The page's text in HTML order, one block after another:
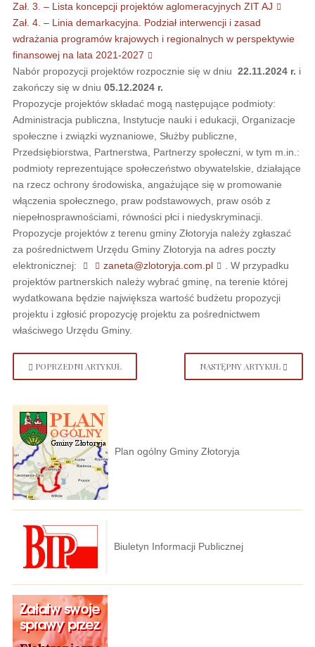
Zał. 3. – Lista koncepcji projektów aglomeracyjnych ZIT AJ
Zał. 4. – Linia demarkacyjna. Podział interwencji i zasad
wdrażania programów krajowych i regionalnych w perspektywie
finansowej na lata 2021-2027
Nabór propozycji projektów rozpocznie się w dniu 22.11.2024 r. i
zakończy się w dniu 05.12.2024 r.
Propozycje projektów składać mogą następujące podmioty:
Administracja publiczna, Instytucje nauki i edukacji, Organizacje
społeczne i związki wyznaniowe, Służby publiczne,
Przedsiębiorstwa, Partnerstwa, Partnerzy społeczni, w tym m.in.:
podmioty reprezentujące społeczeństwo obywatelskie, działające
na rzecz ochrony środowiska, angażujące się w promowanie
włączenia społecznego, praw podstawowych, praw osób z
niepełnosprawnościami, równości płci i niedyskryminacji.
Propozycje projektów z terenu gminy Złotoryja należy zgłaszać
za pośrednictwem Urzędu Gminy Złotoryja na adres poczty
elektronicznej:
zaneta@zlotoryja.com.pl
. W przypadku
projektów partnerskich należy wybrać gminę, na terenie której
wydatkowana będzie największa wartość budżetu propozycji
projektu i zgłosić propozycję projektu za pośrednictwem
właściwego Urzędu Gminy.
POPRZEDNI ARTYKUŁ NASTĘPNY ARTYKUŁ
Plan ogólny Gminy Złotoryja
Biuletyn Informacji Publicznej